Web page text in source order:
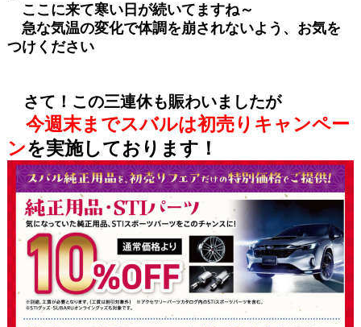
ここに来て寒い日が続いてますね～
急な気温の変化で体調を崩されないよう、お気を
つけください
さて！この三連休も賑わいましたが
今週末までスバルは初売りキャンペー
ンを実施しております！